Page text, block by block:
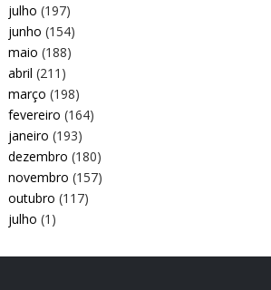
julho (197)
junho (154)
maio (188)
abril (211)
março (198)
fevereiro (164)
janeiro (193)
dezembro (180)
novembro (157)
outubro (117)
julho (1)